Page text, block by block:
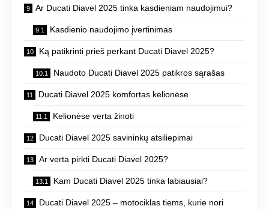
Ar Ducati Diavel 2025 tinka kasdieniam naudojimui?
Kasdienio naudojimo įvertinimas
Ką patikrinti prieš perkant Ducati Diavel 2025?
Naudoto Ducati Diavel 2025 patikros sąrašas
Ducati Diavel 2025 komfortas kelionėse
Kelionėse verta žinoti
Ducati Diavel 2025 savininkų atsiliepimai
Ar verta pirkti Ducati Diavel 2025?
Kam Ducati Diavel 2025 tinka labiausiai?
Ducati Diavel 2025 – motociklas tiems, kurie nori